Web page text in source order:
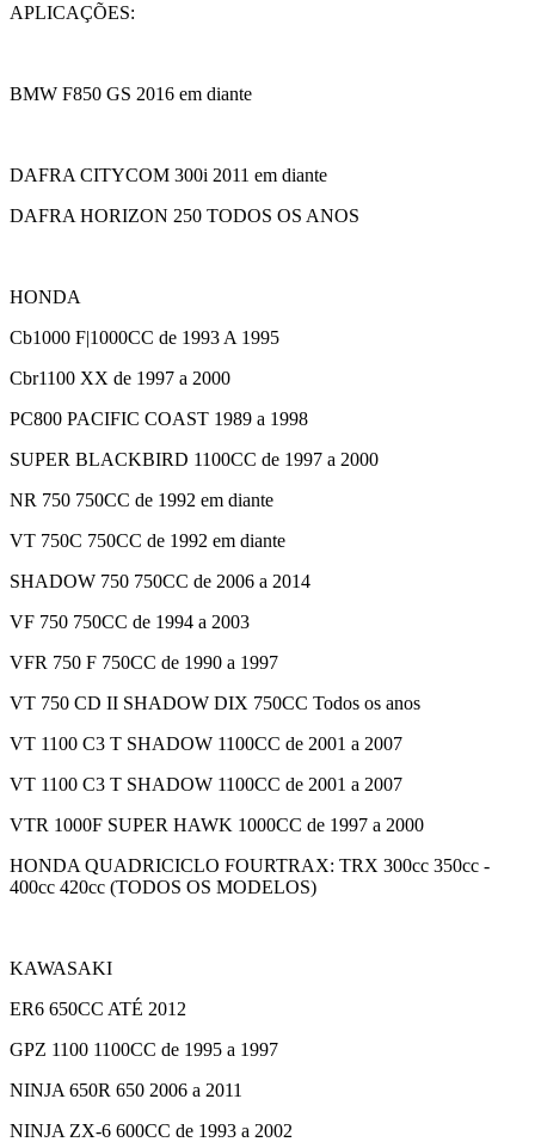
APLICAÇÕES:
BMW F850 GS 2016 em diante
DAFRA CITYCOM 300i 2011 em diante
DAFRA HORIZON 250 TODOS OS ANOS
HONDA
Cb1000 F|1000CC de 1993 A 1995
Cbr1100 XX de 1997 a 2000
PC800 PACIFIC COAST 1989 a 1998
SUPER BLACKBIRD 1100CC de 1997 a 2000
NR 750 750CC de 1992 em diante
VT 750C 750CC de 1992 em diante
SHADOW 750 750CC de 2006 a 2014
VF 750 750CC de 1994 a 2003
VFR 750 F 750CC de 1990 a 1997
VT 750 CD II SHADOW DIX 750CC Todos os anos
VT 1100 C3 T SHADOW 1100CC de 2001 a 2007
VT 1100 C3 T SHADOW 1100CC de 2001 a 2007
VTR 1000F SUPER HAWK 1000CC de 1997 a 2000
HONDA QUADRICICLO FOURTRAX: TRX 300cc 350cc -
400cc 420cc (TODOS OS MODELOS)
KAWASAKI
ER6 650CC ATÉ 2012
GPZ 1100 1100CC de 1995 a 1997
NINJA 650R 650 2006 a 2011
NINJA ZX-6 600CC de 1993 a 2002